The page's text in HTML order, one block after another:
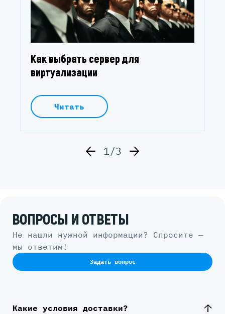
Как выбрать сервер для
виртуализации
Читать
1/3
ВОПРОСЫ И ОТВЕТЫ
Не нашли нужной информации? Спросите —
мы ответим!
Задать вопрос
Какие условия доставки?